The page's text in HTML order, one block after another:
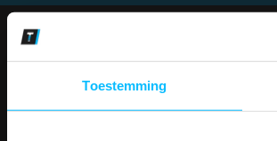
Toestemming
Klantenservice
Klantenservice
Contact